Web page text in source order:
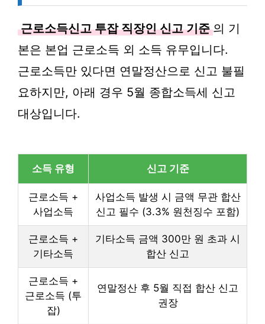
근로소득신고 투잡 직장인 신고 기준 의 기
본은 본업 근로소득 외 소득 유무입니다.
근로소득만 있다면 연말정산으로 신고 불필
요하지만, 아래 경우 5월 종합소득세 신고
대상입니다.
소득 유형 신고 기준
근로소득 +
사업소득
사업소득 발생 시 금액 무관 합산
신고 필수 (3.3% 원천징수 포함)
근로소득 +
기타소득
기타소득 금액 300만 원 초과 시
합산 신고
근로소득 +
근로소득 (투
잡)
연말정산 후 5월 직접 합산 신고
권장